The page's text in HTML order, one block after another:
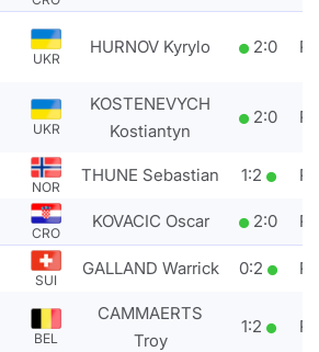
UKR
HURNOV Kyrylo 2:0
UKR
KOSTENEVYCH
Kostiantyn
2:0
NOR
THUNE Sebastian 1:2
CRO
KOVACIC Oscar 2:0
SUI
GALLAND Warrick 0:2
BEL
CAMMAERTS
Troy
1:2